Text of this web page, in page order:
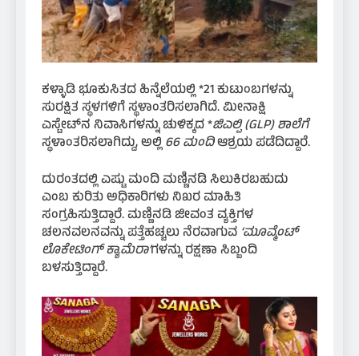
ಕಳ್ಳಾಡಿ ಭೂಕುಸಿತದ ಹಿನ್ನೆಲೆಯಲ್ಲಿ *21 ಕುಟುಂಬಗಳನ್ನು
ಸುರಕ್ಷಿತ ಸ್ಥಳಗಳಿಗೆ ಸ್ಥಳಾಂತರಿಸಲಾಗಿದೆ. ಮೀನಾಕ್ಷಿ
ಎಸ್ಟೇಟ್‌ನ ನಿವಾಸಿಗಳನ್ನು ಚುಳಿಕ್ಕದ *ಜಿಎಲ್ಪಿ (GLP) ಶಾಲೆಗೆ
ಸ್ಥಳಾಂತರಿಸಲಾಗಿದ್ದು, ಅಲ್ಲಿ66 ಮಂದಿಆಶ್ರಯ ಪಡೆದಿದ್ದಾರೆ.
ದುರಂತದಲ್ಲಿ ಎಷ್ಟು ಮಂದಿ ಮಣ್ಣಿನಡಿ ಸಿಲುಕಿರಬಹುದು
ಎಂಬ ಕುರಿತು ಅಧಿಕಾರಿಗಳು ನಿಖರ ಮಾಹಿತಿ
ಸಂಗ್ರಹಿಸುತ್ತಿದ್ದಾರೆ. ಮಣ್ಣಿನಡಿ ಜೀವಂತ ವ್ಯಕ್ತಿಗಳ
ಚಲನವಲನವನ್ನು ಪತ್ತೆಹಚ್ಚಲು ನೆರವಾಗುವ ‘ಮೂವ್ಮೆಂಟ್
ಲೊಕೇಟಿಂಗ್ ಕ್ಯಾಮೆರಾ’ಗಳನ್ನು ರಕ್ಷಣಾ ಸಿಬ್ಬಂದಿ
ಬಳಸುತ್ತಿದ್ದಾರೆ.